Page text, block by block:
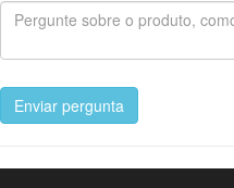
Enviar pergunta